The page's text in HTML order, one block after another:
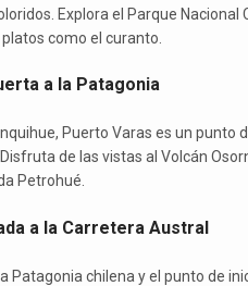
Explora el Parque Nacional
como el curanto.
a la Patagonia
Puerto Varas es un punto
de las vistas al Volcán
Petrohué.
a la Carretera Austral
Patagonia chilena y el punto de